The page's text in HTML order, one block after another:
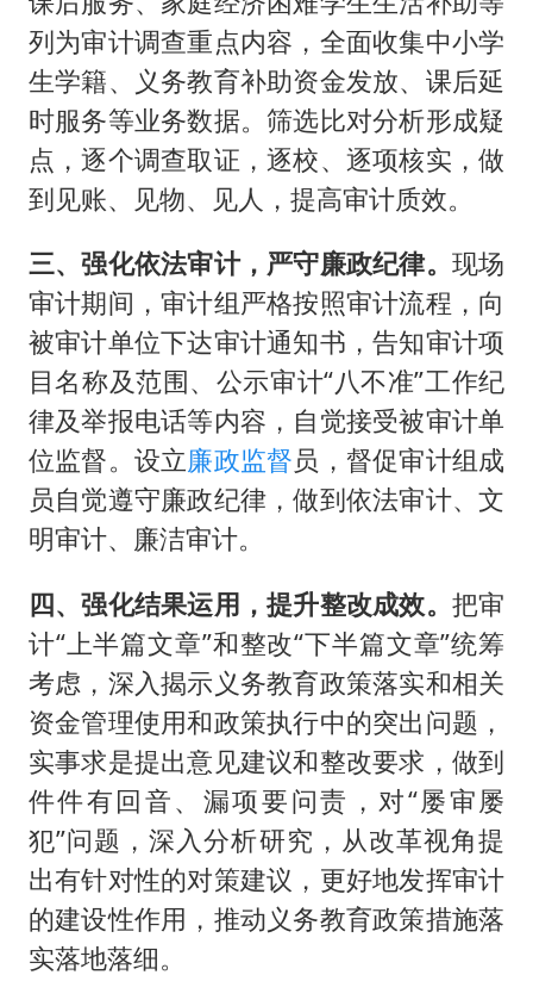
列为审计调查重点内容，全面收集中小学
生学籍、义务教育补助资金发放、课后延
时服务等业务数据。筛选比对分析形成疑
点，逐个调查取证，逐校、逐项核实，做
到见账、见物、见人，提高审计质效。
三、强化依法审计，严守廉政纪律。 现场
审计期间，审计组严格按照审计流程，向
被审计单位下达审计通知书，告知审计项
目名称及范围、公示审计“八不准”工作纪
律及举报电话等内容，自觉接受被审计单
位监督。设立廉政监督员，督促审计组成
员自觉遵守廉政纪律，做到依法审计、文
明审计、廉洁审计。
四、强化结果运用，提升整改成效。 把审
计“上半篇文章”和整改“下半篇文章”统筹
考虑，深入揭示义务教育政策落实和相关
资金管理使用和政策执行中的突出问题，
实事求是提出意见建议和整改要求，做到
件件有回音、漏项要问责，对“屡审屡
犯”问题，深入分析研究，从改革视角提
出有针对性的对策建议，更好地发挥审计
的建设性作用，推动义务教育政策措施落
实落地落细。